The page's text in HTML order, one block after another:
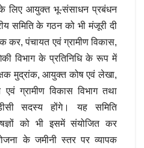
के लिए आयुक्त भू-संसाधन प्रबंधन
समिति के गठन को भी मंजूरी दी
कर, पंचायत एवं ग्रामीण विकास,
विभाग के प्रतिनिधि के रूप में
मुद्रांक, आयुक्त कोष एवं लेखा,
ग्रामीण विकास विभाग तथा
सदस्य होंगे। यह समिति
को भी इसमें संयोजित कर
के जमीनी स्तर पर व्यापक